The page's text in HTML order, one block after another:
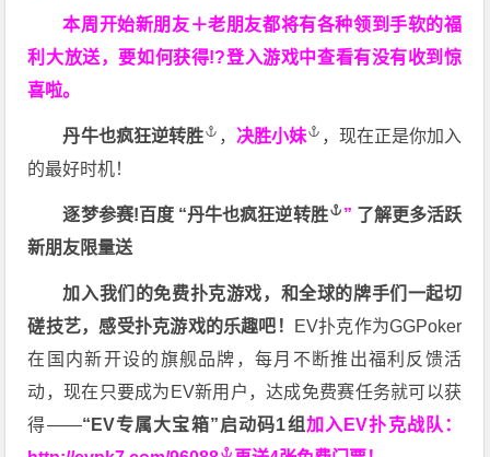
本周开始新朋友＋老朋友都将有各种领到手软的福
利大放送，要如何获得!?登入游戏中查看有没有收到惊
喜啦。
丹牛也疯狂逆转胜 ， 决胜小妹
，现在正是你加入
的最好时机！
逐梦参赛!百度 “丹牛也疯狂逆转胜 ” 了解更多活跃
新朋友限量送
加入我们的免费扑克游戏，和全球的牌手们一起切
磋技艺，感受扑克游戏的乐趣吧！
EV扑克作为GGPoker
在国内新开设的旗舰品牌，每月不断推出福利反馈活
动，现在只要成为EV新用户，达成免费赛任务就可以获
得——“EV专属大宝箱”启动码1组 加入EV扑克战队：